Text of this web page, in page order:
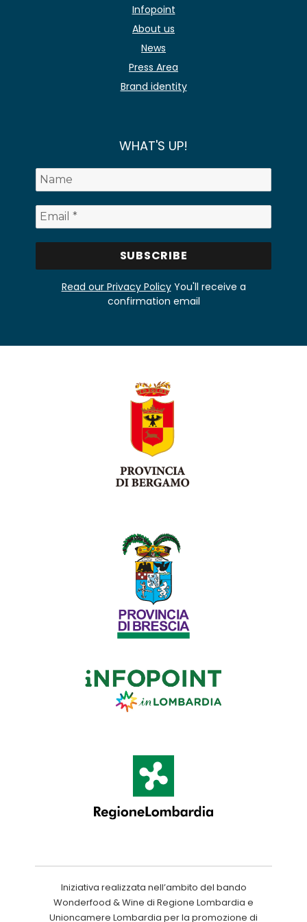
Infopoint
About us
News
Press Area
Brand identity
WHAT'S UP!
Read our Privacy PolicyYou'll receive a
confirmation email
Iniziativa realizzata nell’ambito del bando
Wonderfood & Wine di Regione Lombardia e
Unioncamere Lombardia per la promozione di